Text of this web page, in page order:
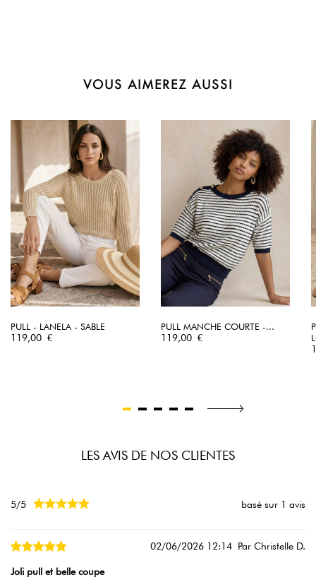
VOUS AIMEREZ AUSSI
PULL - LANELA - SABLE
Prix
119,00 €
PULL MANCHE COURTE -...
Prix
119,00 €
LES AVIS DE NOS CLIENTES
5/5  basé sur 1 avis
02/06/2026 12:14 Par Christelle D.
Joli pull et belle coupe